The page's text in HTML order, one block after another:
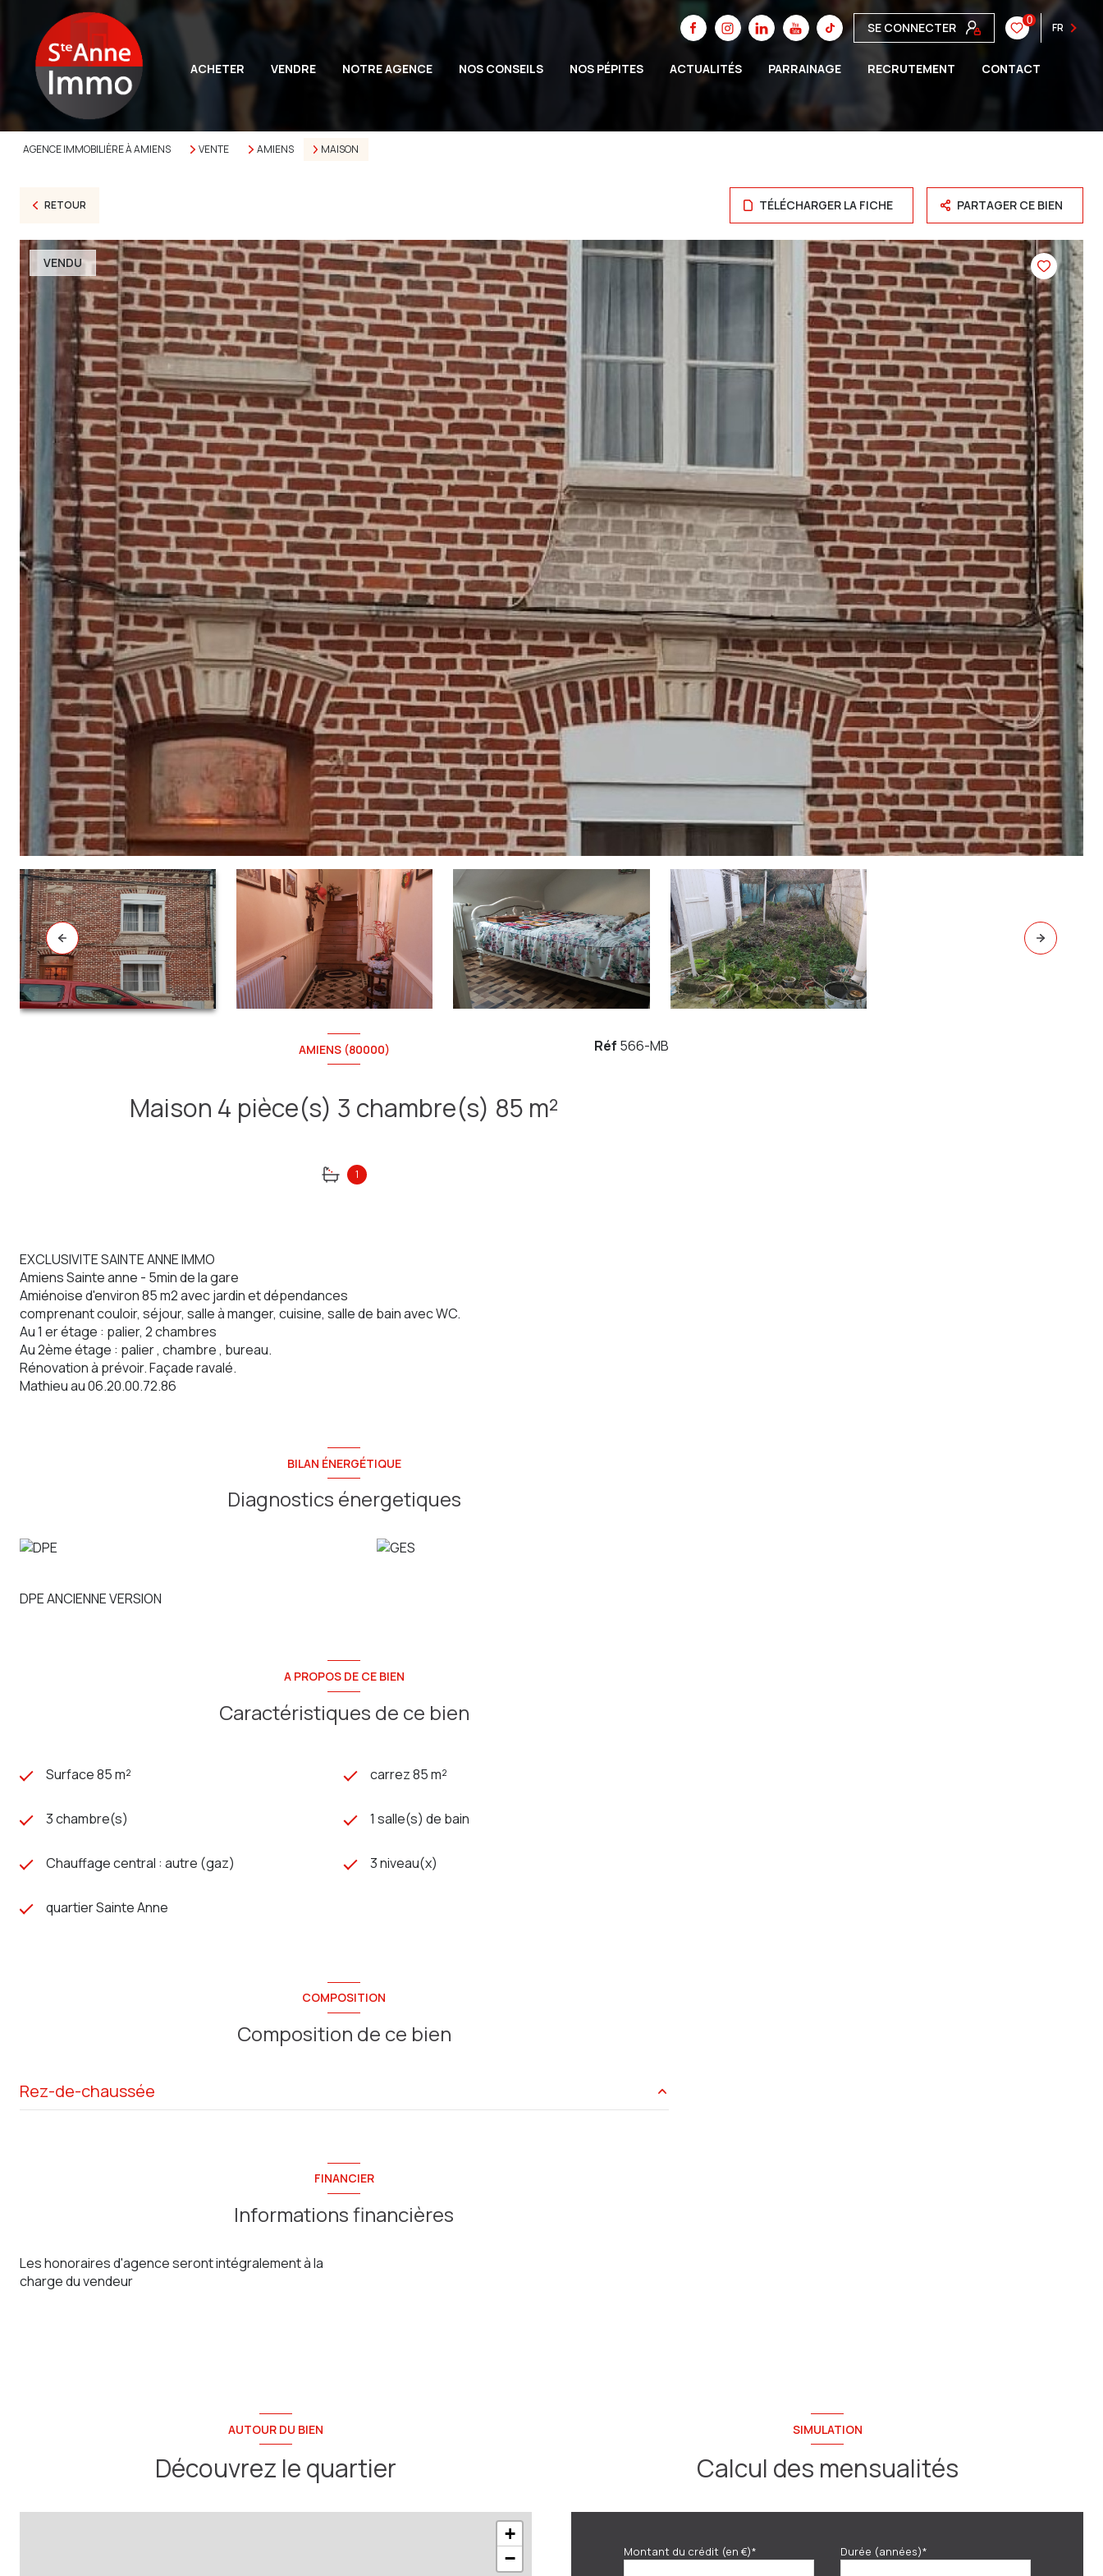
SE CONNECTER 0
FR
ACHETER VENDRE NOTRE AGENCE NOS CONSEILS NOS PÉPITES ACTUALITÉS PARRAINAGE RECRUTEMENT CONTACT
AGENCE IMMOBILIÈRE À AMIENS VENTE AMIENS MAISON
RETOUR TÉLÉCHARGER LA FICHE PARTAGER CE BIEN
VENDU
AMIENS (80000)
Maison 4 pièce(s) 3 chambre(s) 85 m²
1
Réf 566-MB
EXCLUSIVITE SAINTE ANNE IMMO
Amiens Sainte anne - 5min de la gare
Amiénoise d'environ 85 m2 avec jardin et dépendances
comprenant couloir, séjour, salle à manger, cuisine, salle de bain avec WC.
Au 1 er étage : palier, 2 chambres
Au 2ème étage : palier , chambre , bureau.
Rénovation à prévoir. Façade ravalé.
Mathieu au 06.20.00.72.86
BILAN ÉNERGÉTIQUE
Diagnostics énergetiques
DPE ANCIENNE VERSION
A PROPOS DE CE BIEN
Caractéristiques de ce bien
Surface 85 m² carrez 85 m²
3 chambre(s) 1 salle(s) de bain
Chauffage central : autre (gaz) 3 niveau(x)
quartier Sainte Anne
COMPOSITION
Composition de ce bien
Rez-de-chaussée
Palier
chambre
FINANCIER
Informations financières
Les honoraires d'agence seront intégralement à la
charge du vendeur
AUTOUR DU BIEN
Découvrez le quartier
+
−
SIMULATION
Calcul des mensualités
Montant du crédit (en €)* Durée (années)*